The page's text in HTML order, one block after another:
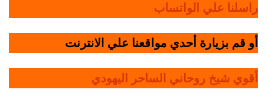
راسلنا علي الواتساب
أو قم بزيارة أحدي مواقعنا علي الانترنت
أقوي شيخ روحاني الساحر اليهودي